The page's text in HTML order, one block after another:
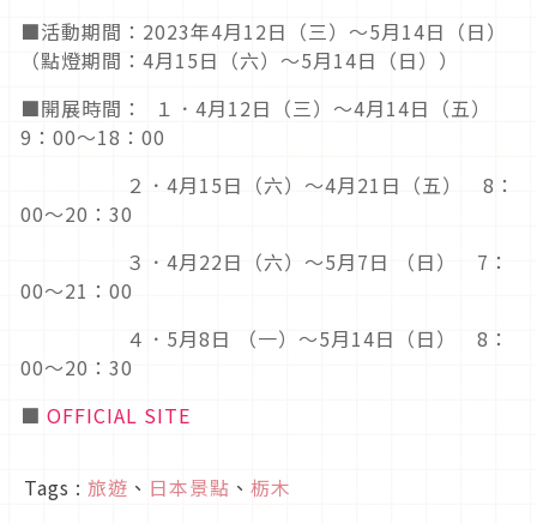
■活動期間：2023年4月12日（三）～5月14日（日）
（點燈期間：4月15日（六）～5月14日（日））
■開展時間： １．4月12日（三）～4月14日（五）
9：00～18：00
２．4月15日（六）～4月21日（五） 8：
00～20：30
３．4月22日（六）～5月7日 （日） 7：
00～21：00
４．5月8日 （一）～5月14日（日） 8：
00～20：30
■ OFFICIAL SITE
Tags : 旅遊 、 日本景點 、 栃木